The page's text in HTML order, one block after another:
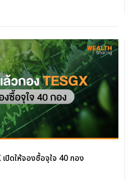
ปิดให้จองซื้อจุใจ 40 กอง